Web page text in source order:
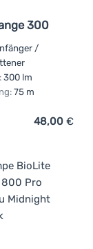
450' hinzufügen
300
/
300 lm
75 m
48,00 €